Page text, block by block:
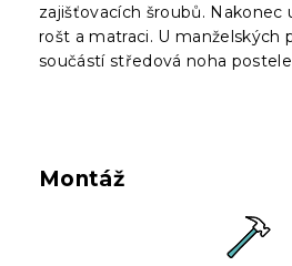
zajišťovacích šroubů. Nakonec
rošt a matraci. U manželských
součástí středová noha
Montáž